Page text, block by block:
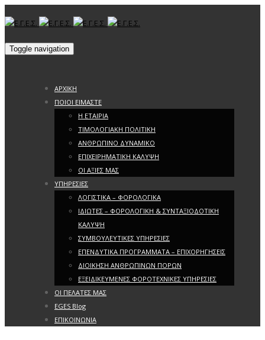
Toggle navigation
ΑΡΧΙΚΗ
ΠΟΙΟΙ ΕΙΜΑΣΤΕ
Η ΕΤΑΙΡΙΑ
ΤΙΜΟΛΟΓΙΑΚΗ ΠΟΛΙΤΙΚΗ
ΑΝΘΡΩΠΙΝΟ ΔΥΝΑΜΙΚΟ
ΕΠΙΧΕΙΡΗΜΑΤΙΚΗ ΚΑΛΥΨΗ
ΟΙ ΑΞΙΕΣ ΜΑΣ
ΥΠΗΡΕΣΙΕΣ
ΛΟΓΙΣΤΙΚΑ – ΦΟΡΟΛΟΓΙΚΑ
ΙΔΙΩΤΕΣ – ΦΟΡΟΛΟΓΙΚΗ & ΣΥΝΤΑΞΙΟΔΟΤΙΚΗ
ΚΑΛΥΨΗ
ΣΥΜΒΟΥΛΕΥΤΙΚΕΣ ΥΠΗΡΕΣΙΕΣ
ΕΠΕΝΔΥΤΙΚΑ ΠΡΟΓΡΑΜΜΑΤΑ – ΕΠΙΧΟΡΗΓΗΣΕΙΣ
ΔΙΟΙΚΗΣΗ ΑΝΘΡΩΠΙΝΩΝ ΠΟΡΩΝ
ΕΞΕΙΔΙΚΕΥΜΕΝΕΣ ΦΟΡΟΤΕΧΝΙΚΕΣ ΥΠΗΡΕΣΙΕΣ
ΟΙ ΠΕΛΑΤΕΣ ΜΑΣ
EGES Blog
ΕΠΙΚΟΙΝΩΝΙΑ